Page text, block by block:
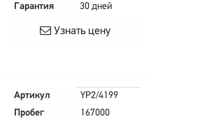
Гарантия
30 дней
Узнать цену
Артикул
YP2/4199
Пробег
167000